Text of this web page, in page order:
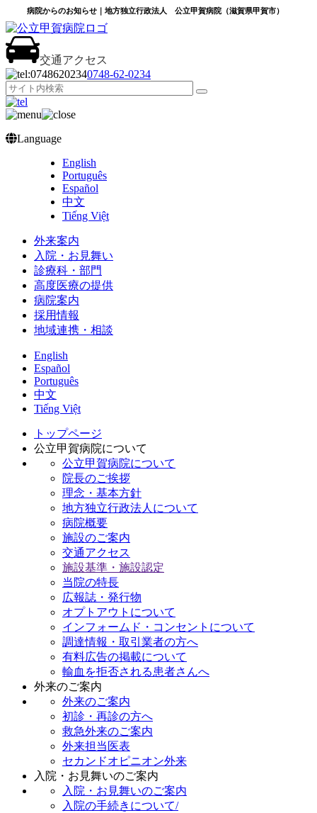
病院からのお知らせ｜地方独立行政法人 公立甲賀病院（滋賀県甲賀市）
交通アクセス
0748‐62‐0234
Language
English
Português
Español
中文
Tiếng Việt
外来案内
入院・お見舞い
診療科・部門
高度医療の提供
病院案内
採用情報
地域連携・相談
English
Español
Português
中文
Tiếng Việt
トップページ
公立甲賀病院について
公立甲賀病院について
院長のご挨拶
理念・基本方針
地方独立行政法人について
病院概要
施設のご案内
交通アクセス
施設基準・施設認定
当院の特長
広報誌・発行物
オプトアウトについて
インフォームド・コンセントについて
調達情報・取引業者の方へ
有料広告の掲載について
輸血を拒否される患者さんへ
外来のご案内
外来のご案内
初診・再診の方へ
救急外来のご案内
外来担当医表
セカンドオピニオン外来
入院・お見舞いのご案内
入院・お見舞いのご案内
入院の手続きについて/